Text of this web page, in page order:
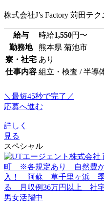
株式会社J’s Factory 苅田テ
給与 時給1,550円〜
勤務地
熊本県 菊池市
寮・社宅 あり
仕事内容 組立・検査 / 半導
＼最短45秒で完了／
応募へ進む
詳しく
見る
スペシャル